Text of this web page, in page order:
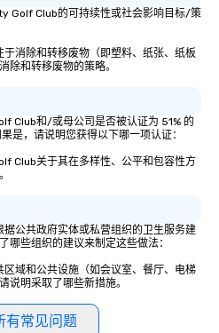
Golf Club的可持续性或社会影响目标/策
消除和转移废物（即塑料、纸张、纸板
除和转移废物的策略。
Club和/或母公司是否被认证为 51% 的
是，请说明您获得以下哪一项认证：
Club关于其在多样性、公平和包容性方
公共政府实体或私营组织的卫生服务建
哪些组织的建议来制定这些做法：
域和公共设施（如会议室、餐厅、电梯
说明采取了哪些新措施。
有常见问题